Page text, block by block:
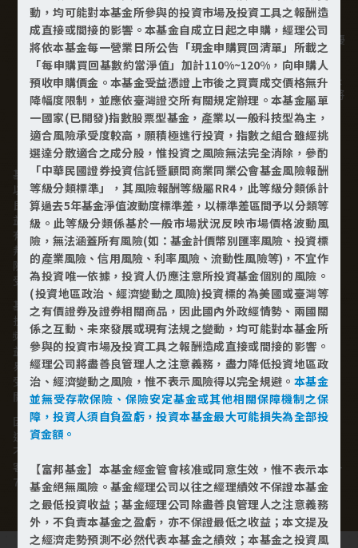
活動期間申購基金者，成功扣款1次後，於日後變更金額、變更
扣款日、變更扣款帳號、暫停扣款後恢復扣款，均持續享有該優
惠。
本定期(不)定額優惠一旦有終止扣款（含申請終止、三次扣款失
敗之自動終止）等非投信公司所造成之扣款失敗情形發生時，將
無法再享有手續費之折扣優惠。
富邦投信保留隨時終止、變更或修改本活動規則及內容之權利，
其他交易注意事項，以富邦投信規定為準。
基金經金管會核准或同意生效，惟不表示絕無風險。基金經理公司
以往之經理績效不保證基金之最低投資收益；基金經理公司除盡善
良管理人之注意義務外，不負責本基金之盈虧，亦不保證最低之收
益，投資人申購前應詳閱基金公開說明書。本公司及各銷售機構備
有簡式公開說明書或公開說明書，歡迎索取；投資人亦可連結至富
邦投信網頁或公開資訊觀測站查詢。有關本基金運用限制及投資風
險之揭露請詳見本基金公開說明書。投資人申購本基金係持有基金
受益憑證，而非本文提及之投資資產或標的。
基金並無受存款保險、保險安定基金或其他相關保障機制之保障，
投資基金最大可能損失為全部投資金額。為避免因受益人短線交易
頻繁，造成基金管理及交易成本增加，進而損及基金長期持有之受
益人之權益，並稀釋基金之獲利，本基金不歡迎受益人進行短線交
易，即日起若受益人進行短線交易，本公司得保留限制短線交易之
受益人再次申購基金並收取相關費用之權利，申購前請務必詳閱公
開說明書，以了解短線交易規定及相關費用。
因金融服務業所提供之金融商品或服務所生紛爭之處理及申訴之管
道：投資人就金融消費爭議事件應先向經理公司提出申訴，投資人
不接受處理結果者，得向金融消費爭議處理機構申請評議。本公司
客服專線 0800-070-388。財團法人金融消費評議中心電話：0800-
789-885，網址：http://www.foi.org.tw查詢。
動，均可能對本基金所參與的投資市場及投資工具之報酬造
成直接或間接的影響。本基金自成立日起之申購，經理公司
將依本基金每一營業日所公告「現金申購買回清單」所載之
「每申購買回基數約當淨值」加計110%~120%，向申購人
預收申購價金。本基金受益憑證上市後之買賣成交價格無升
降幅度限制，並應依臺灣證交所有關規定辦理。本基金屬單
一國家(已開發)指數股票型基金，產業以一般科技型為主，
適合風險承受度較高，願積極進行投資，指數之組合雖經挑
選達分散適合之成分股，惟投資之風險無法完全消除，參酌
「中華民國證券投資信託暨顧問商業同業公會基金風險報酬
等級分類標準」，其風險報酬等級屬RR4，此等級分類係計
算過去5年基金淨值波動度標準差，以標準差區間予以分類等
級。此等級分類係基於一般市場狀況反映市場價格波動風
險，無法涵蓋所有風險(如：基金計價幣別匯率風險、投資標
的產業風險、信用風險、利率風險、流動性風險等)，不宜作
為投資唯一依據，投資人仍應注意所投資基金個別的風險。
(投資地區政治、經濟變動之風險)投資標的為美國或臺灣等
之有價證券及證券相關商品，因此國內外政經情勢、兩國關
係之互動、未來發展或現有法規之變動，均可能對本基金所
參與的投資市場及投資工具之報酬造成直接或間接的影響。
經理公司將盡善良管理人之注意義務，盡力降低投資地區政
治、經濟變動之風險，惟不表示風險得以完全規避。 本基金
並無受存款保險、保險安定基金或其他相關保障機制之保
障，投資人須自負盈虧，投資本基金最大可能損失為全部投
資金額。
【富邦基金】本基金經金管會核准或同意生效，惟不表示本
基金絕無風險。基金經理公司以往之經理績效不保證本基金
之最低投資收益；基金經理公司除盡善良管理人之注意義務
外，不負責本基金之盈虧，亦不保證最低之收益；本文提及
之經濟走勢預測不必然代表本基金之績效；本基金之投資風